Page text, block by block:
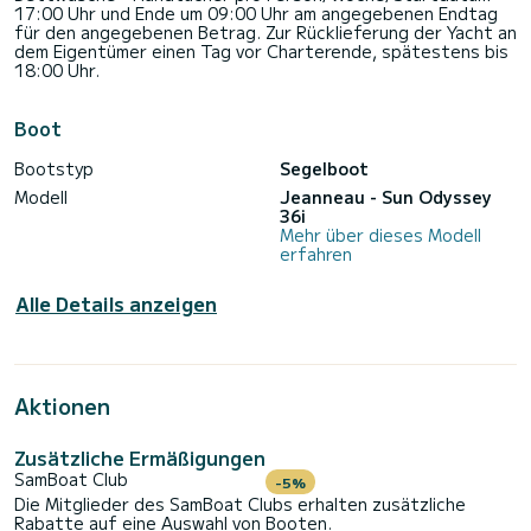
17:00 Uhr und Ende um 09:00 Uhr am angegebenen Endtag
für den angegebenen Betrag. Zur Rücklieferung der Yacht an
dem Eigentümer einen Tag vor Charterende, spätestens bis
18:00 Uhr.
Boot
Bootstyp
Segelboot
Modell
Jeanneau - Sun Odyssey
36i
Mehr über dieses Modell
erfahren
Alle Details anzeigen
Aktionen
Zusätzliche Ermäßigungen
SamBoat Club -5%
Die Mitglieder des SamBoat Clubs erhalten zusätzliche
Rabatte auf eine Auswahl von Booten.